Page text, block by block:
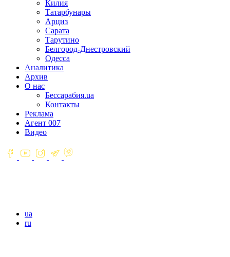
Килия
Татарбунары
Арциз
Сарата
Тарутино
Белгород-Днестровский
Одесса
Аналитика
Архив
О нас
Бессарабия.ua
Контакты
Реклама
Агент 007
Видео
ua
ru